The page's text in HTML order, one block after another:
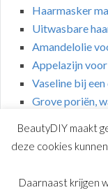
Haarmasker
Uitwasbare
Amandelolie
Appelazijn voor
Vaseline bij
Grove poriën,
BeautyDIY maakt
deze cookies
Daarnaast krijgen